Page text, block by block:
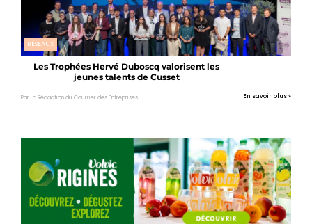
RÉSEAUX
Les Trophées Hervé Duboscq valorisent les
jeunes talents de Cusset
Par La Rédaction du Courrier des Entreprises En savoir plus »